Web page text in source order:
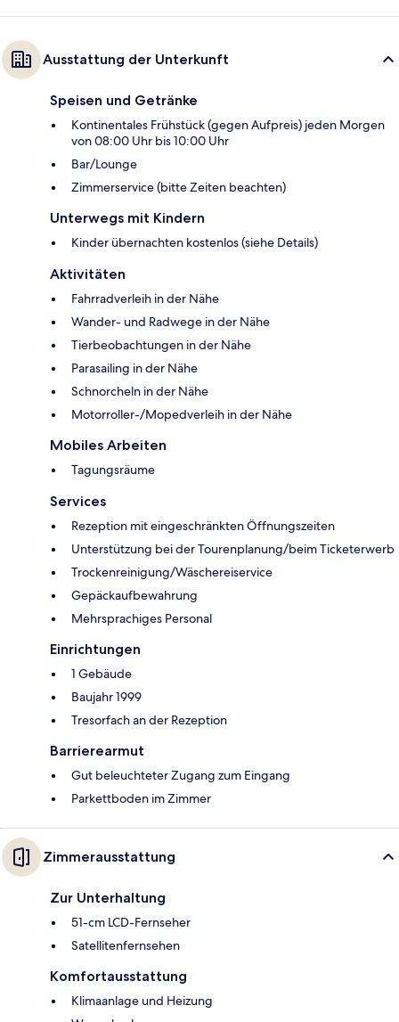
Ausstattung der Unterkunft
Speisen und Getränke
Kontinentales Frühstück (gegen Aufpreis) jeden Morgen
von 08:00 Uhr bis 10:00 Uhr
Bar/Lounge
Zimmerservice (bitte Zeiten beachten)
Unterwegs mit Kindern
Kinder übernachten kostenlos (siehe Details)
Aktivitäten
Fahrradverleih in der Nähe
Wander- und Radwege in der Nähe
Tierbeobachtungen in der Nähe
Parasailing in der Nähe
Schnorcheln in der Nähe
Motorroller-/Mopedverleih in der Nähe
Mobiles Arbeiten
Tagungsräume
Services
Rezeption mit eingeschränkten Öffnungszeiten
Unterstützung bei der Tourenplanung/beim Ticketerwerb
Trockenreinigung/Wäschereiservice
Gepäckaufbewahrung
Mehrsprachiges Personal
Einrichtungen
1 Gebäude
Baujahr 1999
Tresorfach an der Rezeption
Barrierearmut
Gut beleuchteter Zugang zum Eingang
Parkettboden im Zimmer
Zimmerausstattung
Zur Unterhaltung
51-cm LCD-Fernseher
Satellitenfernsehen
Komfortausstattung
Klimaanlage und Heizung